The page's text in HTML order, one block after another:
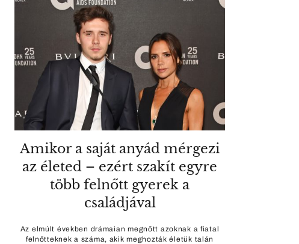
Amikor a saját anyád mérgezi
az életed – ezért szakít egyre
több felnőtt gyerek a
családjával
Az elmúlt években drámaian megnőtt azoknak a fiatal
felnőtteknek a száma, akik meghozták életük talán